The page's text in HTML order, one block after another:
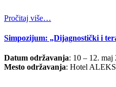
Pročitaj više…
Simpozijum: „Dijagnostički i
Datum održavanja: 10 – 12. maj
Mesto održavanja: Hotel